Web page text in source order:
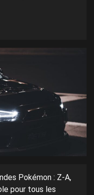
Pokémon : Z-A,
pour tous les